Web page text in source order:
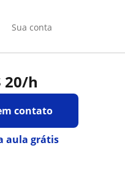
Sua conta
20/h
contato
aula grátis